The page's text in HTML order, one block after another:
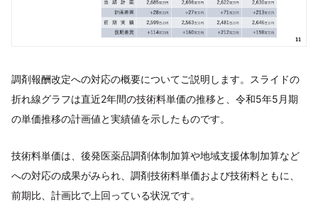
調剤報酬改定への対応の概要についてご説明します。スライドの
折れ線グラフは直近2年間の技術料単価の推移と、令和5年5月期
の単価推移の計画値と実績値を示したものです。
技術料単価は、後発医薬品調剤体制加算や地域支援体制加算など
への対応の成果がみられ、調剤技術料単価および技術料ともに、
前期比、計画比で上回っている状況です。